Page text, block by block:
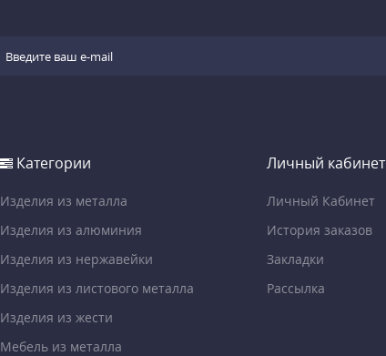
Категории
Изделия из металла
Изделия из алюминия
Изделия из нержавейки
Изделия из листового металла
Изделия из жести
Мебель из металла
Личный кабинет
Личный Кабинет
История заказов
Закладки
Рассылка